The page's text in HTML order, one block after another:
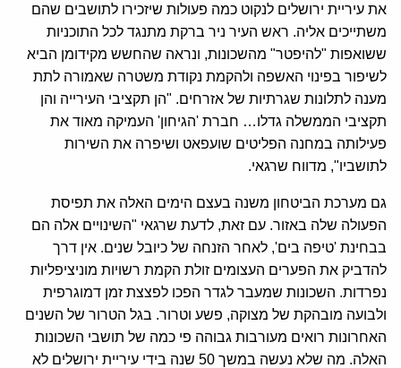
את עיריית ירושלים לנקוט כמה פעולות שיזכירו לתושבים שהם
משתייכים אליה. ראש העיר ניר ברקת מתנגד לכל התוכניות
ששואפות "להיפטר" מהשכונות, ונראה שהחשש מקידומן הביא
לשיפור בפינוי האשפה ולהקמת נקודת משטרה שאמורה לתת
מענה לתלונות שגרתיות של אזרחים. "הן תקציבי העירייה והן
תקציבי הממשלה גדלו… חברת 'הגיחון' העמיקה מאוד את
פעילותה במחנה הפליטים שועפאט ושיפרה את השירות
לתושביו", מדווח שרגאי.
גם מערכת הביטחון משנה בעצם הימים האלה את תפיסת
הפעולה שלה באזור. עם זאת, לדעת שרגאי "השינויים אלה הם
בבחינת 'טיפה בים', לאחר הזנחה של כיובל שנים. אין דרך
להדביק את הפערים העצומים זולת הקמת רשויות מוניציפליות
נפרדות. השכונות שמעבר לגדר הפכו לפצצת זמן דמוגרפית
ולבועה מובהקת של מצוקה, פשע וטרור. בגל הטרור של השנים
האחרונות רואים מעורבות גבוהה פי כמה של תושבי השכונות
האלה. מה שלא נעשה במשך 50 שנה בידי עיריית ירושלים לא